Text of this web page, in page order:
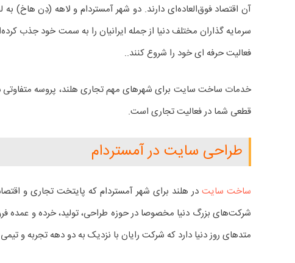
آن اقتصاد فوق‌العاده‌ای دارند. دو شهر آمستردام و لاهه (دِن هاخ)
سرمایه گذاران مختلف دنیا از جمله ایرانیان را به سمت خود جذب
فعالیت حرفه ای خود را شروع کنند..
خدمات ساخت سایت برای شهرهای مهم تجاری هلند، پروسه
قطعی شما در فعالیت تجاری است.
طراحی سایت در آمستردام
ساخت سایت
شرکت‌های بزرگ دنیا مخصوصا در حوزه طراحی، تولید، خرده و عمده
متدهای روز دنیا دارد که شرکت رایان با نزدیک به دو دهه تجربه و